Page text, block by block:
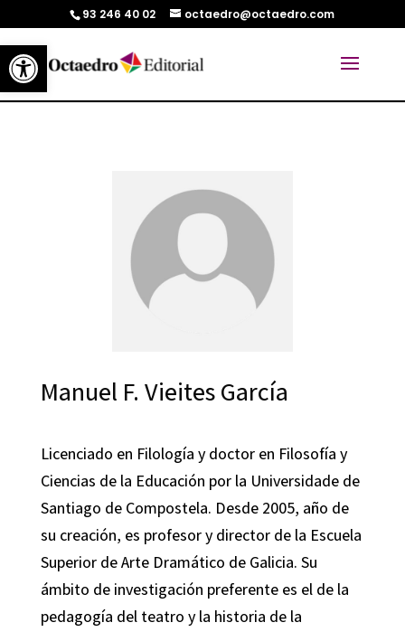
Abrir barra de herramientas
93 246 40 02 octaedro@octaedro.com
Manuel F. Vieites García
Licenciado en Filología y doctor en Filosofía y
Ciencias de la Educación por la Universidade de
Santiago de Compostela. Desde 2005, año de
su creación, es profesor y director de la Escuela
Superior de Arte Dramático de Galicia. Su
ámbito de investigación preferente es el de la
pedagogía del teatro y la historia de la